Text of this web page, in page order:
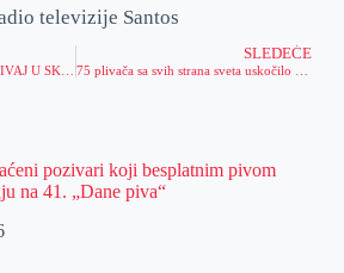
televizije Santos
SLEDEĆE
pozivari koji besplatnim pivom
na 41. „Dane piva“